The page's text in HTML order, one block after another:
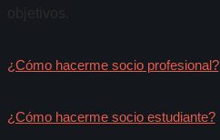
objetivos.
¿Cómo hacerme socio profesional?
¿Cómo hacerme socio estudiante?